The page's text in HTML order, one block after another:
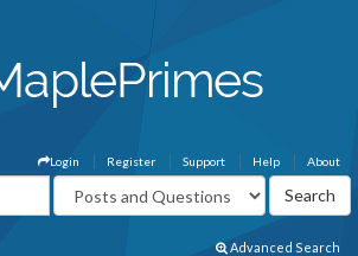
About
Help
Support
Register
Login
Advanced Search